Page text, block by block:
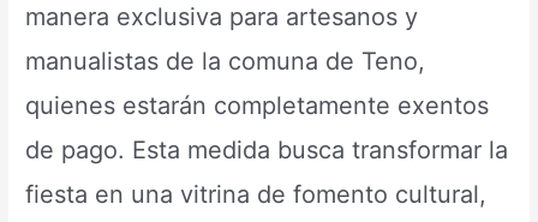
manera exclusiva para artesanos y
manualistas de la comuna de Teno,
quienes estarán completamente exentos
de pago. Esta medida busca transformar la
fiesta en una vitrina de fomento cultural,